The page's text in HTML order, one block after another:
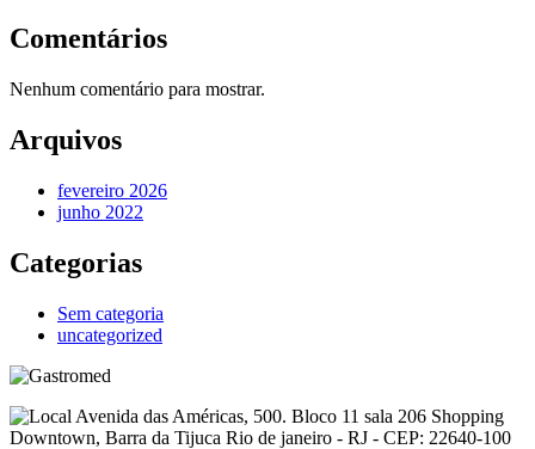
Comentários
Nenhum comentário para mostrar.
Arquivos
fevereiro 2026
junho 2022
Categorias
Sem categoria
uncategorized
Avenida das Américas, 500. Bloco 11 sala 206 Shopping
Downtown, Barra da Tijuca Rio de janeiro - RJ - CEP: 22640-100